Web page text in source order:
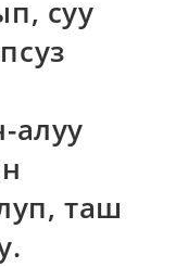
суу
алуу
таш